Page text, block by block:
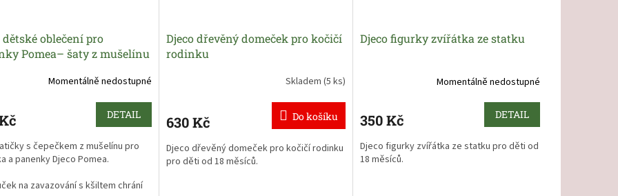
dětské oblečení pro
Pomea– šaty z mušelínu
Momentálně nedostupné
DETAIL
s čepečkem z mušelínu pro
a panenky Djeco Pomea.
na zavazování s kšiltem chrání
Djeco dřevěný domeček pro kočičí
rodinku
Skladem (5 ks)
630 Kč Do košíku
Djeco dřevěný domeček pro kočičí rodinku
pro děti od 18 měsíců.
Djeco figurky zvířátka ze statku
Momentálně nedostupné
350 Kč DETAIL
Djeco figurky zvířátka ze statku pro děti od
18 měsíců.